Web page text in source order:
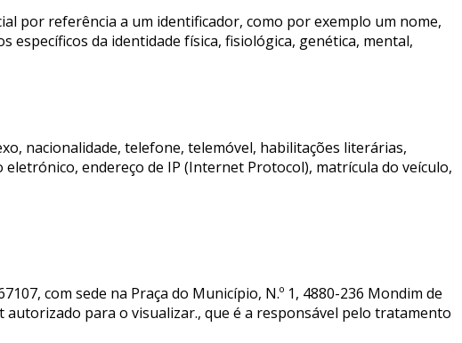
por referência a um identificador, como por exemplo um nome,
específicos da identidade física, fisiológica, genética, mental,
nacionalidade, telefone, telemóvel, habilitações literárias,
endereço de IP (Internet Protocol), matrícula do veículo,
com sede na Praça do Município, N.º 1, 4880-236 Mondim de
autorizado para o visualizar., que é a responsável pelo tratamento